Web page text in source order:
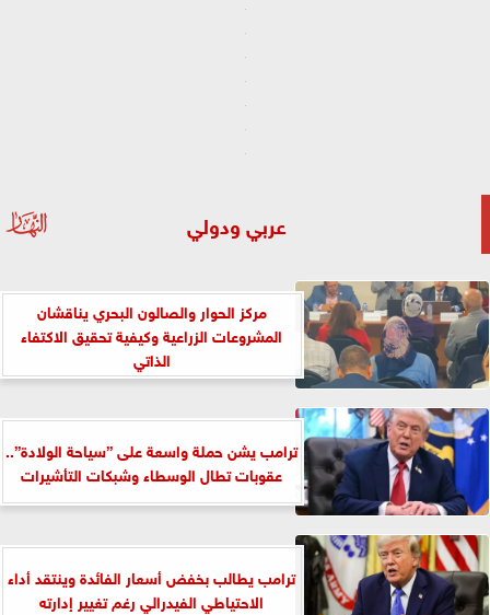
عربي ودولي
مركز الحوار والصالون البحري يناقشان
المشروعات الزراعية وكيفية تحقيق الاكتفاء
الذاتي
ترامب يشن حملة واسعة على ”سياحة الولادة”..
عقوبات تطال الوسطاء وشبكات التأشيرات
ترامب يطالب بخفض أسعار الفائدة وينتقد أداء
الاحتياطي الفيدرالي رغم تغيير إدارته